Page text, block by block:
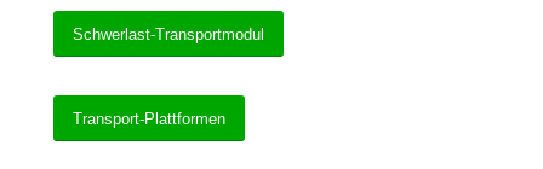
Schwerlast-Transportmodul
Transport-Plattformen